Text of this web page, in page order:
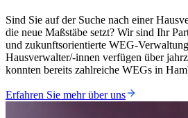
Sind Sie auf der Suche nach einer
die neue Maßstäbe setzt? Wir sind Ihr
und zukunftsorientierte WEG-
Hausverwalter/-innen verfügen über
konnten bereits zahlreiche WEGs in
Erfahren Sie mehr über uns